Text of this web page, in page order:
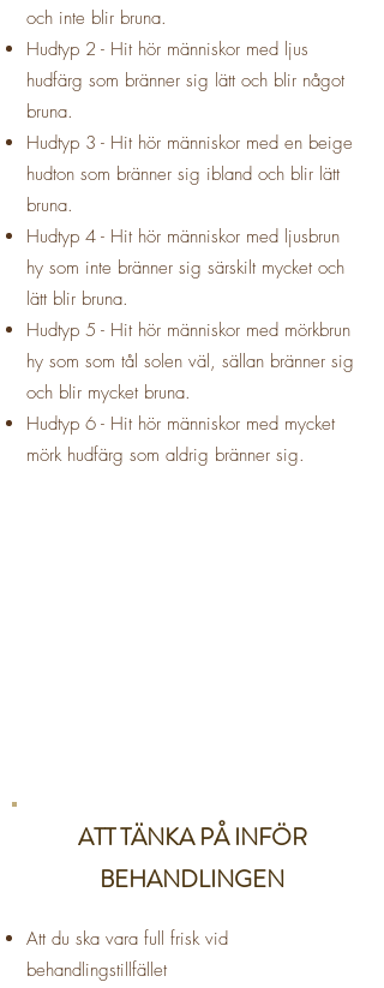
och inte blir bruna.
Hudtyp 2 - Hit hör människor med ljus
hudfärg som bränner sig lätt och blir något
bruna.
Hudtyp 3 - Hit hör människor med en beige
hudton som bränner sig ibland och blir lätt
bruna.
Hudtyp 4 - Hit hör människor med ljusbrun
hy som inte bränner sig särskilt mycket och
lätt blir bruna.
Hudtyp 5 - Hit hör människor med mörkbrun
hy som som tål solen väl, sällan bränner sig
och blir mycket bruna.
Hudtyp 6 - Hit hör människor med mycket
mörk hudfärg som aldrig bränner sig.
ATT TÄNKA PÅ INFÖR
BEHANDLINGEN
Att du ska vara full frisk vid
behandlingstillfället